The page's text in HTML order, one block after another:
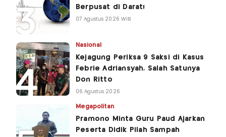
Berpusat di Darat!
07 Agustus 2026 WIB
Nasional
Kejagung Periksa 9 Saksi di Kasus
Febrie Adriansyah, Salah Satunya
Don Ritto
06 Agustus 2026
Megapolitan
Pramono Minta Guru Paud Ajarkan
Peserta Didik Pilah Sampah